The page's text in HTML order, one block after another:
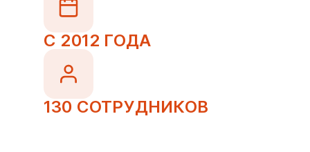
С 2012 ГОДА
130 СОТРУДНИКОВ